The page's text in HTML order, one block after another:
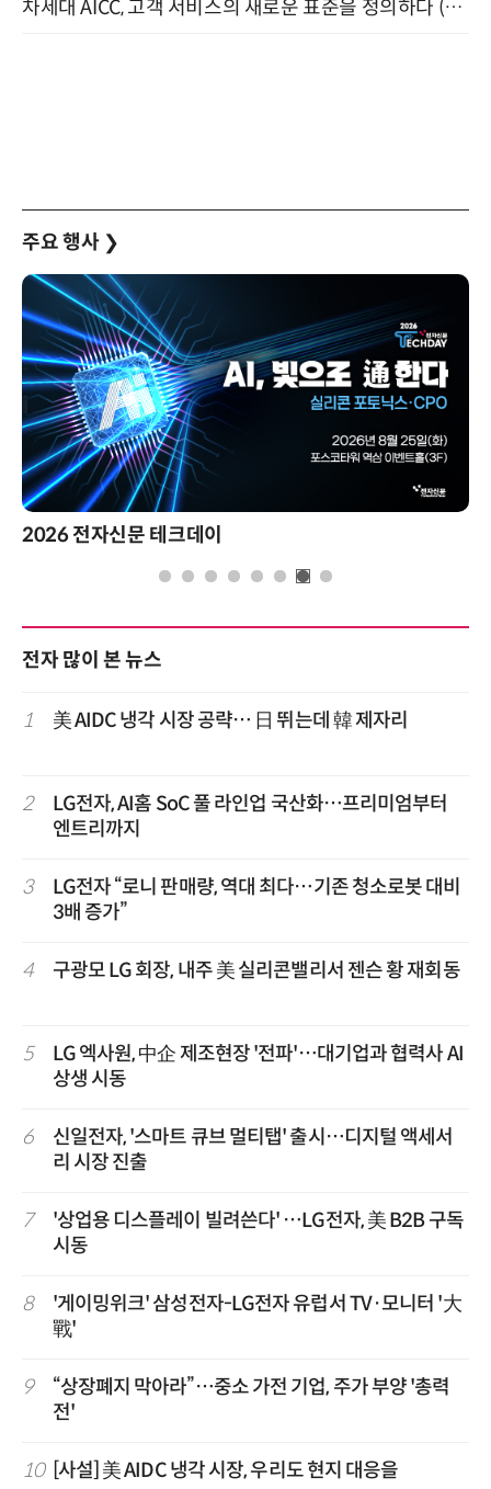
차세대 AICC, 고객 서비스의 새로운 표준을 정의하다 (9/9)
주요 행사 ❯
2026 전자신문 테크데이
전자 많이 본 뉴스
1 美 AIDC 냉각 시장 공략… 日 뛰는데 韓 제자리
2
LG전자, AI홈 SoC 풀 라인업 국산화…프리미엄부터
엔트리까지
3
LG전자 “로니 판매량, 역대 최다…기존 청소로봇 대비
3배 증가”
4 구광모 LG 회장, 내주 美 실리콘밸리서 젠슨 황 재회동
5
LG 엑사원, 中企 제조현장 '전파'…대기업과 협력사 AI
상생 시동
6
신일전자, '스마트 큐브 멀티탭' 출시…디지털 액세서
리 시장 진출
7
'상업용 디스플레이 빌려쓴다' …LG전자, 美 B2B 구독
시동
8
'게이밍위크' 삼성전자-LG전자 유럽서 TV·모니터 '大
戰'
9
“상장폐지 막아라”…중소 가전 기업, 주가 부양 '총력
전'
10 [사설] 美 AIDC 냉각 시장, 우리도 현지 대응을